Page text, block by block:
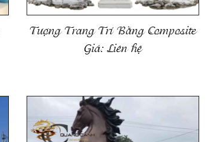
Tượng Trang Trí Bằng Composite
Giá:Liên hệ